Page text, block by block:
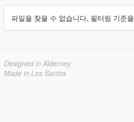
파일을 찾을 수 없습니다, 필터링 기준
Designed in Alderney
Made in Los Santos